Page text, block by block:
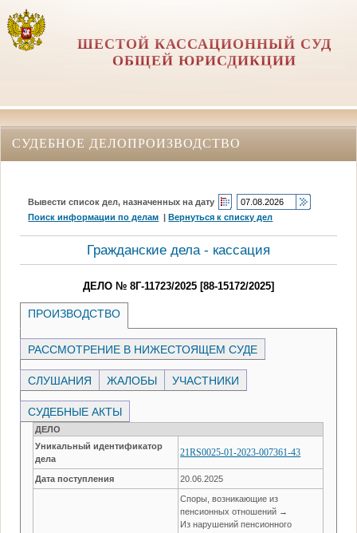
ШЕСТОЙ КАССАЦИОННЫЙ СУД
ОБЩЕЙ ЮРИСДИКЦИИ
СУДЕБНОЕ ДЕЛОПРОИЗВОДСТВО
Вывести список дел, назначенных на дату
Поиск информации по делам |Вернуться к списку дел
Гражданские дела - кассация
ДЕЛО № 8Г-11723/2025 [88-15172/2025]
ПРОИЗВОДСТВО
РАССМОТРЕНИЕ В НИЖЕСТОЯЩЕМ СУДЕ
СЛУШАНИЯ ЖАЛОБЫ УЧАСТНИКИ
СУДЕБНЫЕ АКТЫ
ДЕЛО
Уникальный идентификатор
дела
21RS0025-01-2023-007361-43
Дата поступления 20.06.2025
Споры, возникающие из
пенсионных отношений →
Из нарушений пенсионного